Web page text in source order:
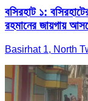
বসিরহাট ১:
রহমানের জায়গায়
Basirhat 1, North